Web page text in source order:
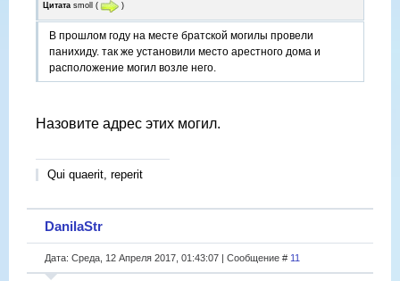
Цитата smoll ( )
В прошлом году на месте братской могилы провели
панихиду. так же установили место арестного дома и
расположение могил возле него.
Назовите адрес этих могил.
Qui quaerit, reperit
DanilaStr
Дата: Среда, 12 Апреля 2017, 01:43:07 | Сообщение # 11